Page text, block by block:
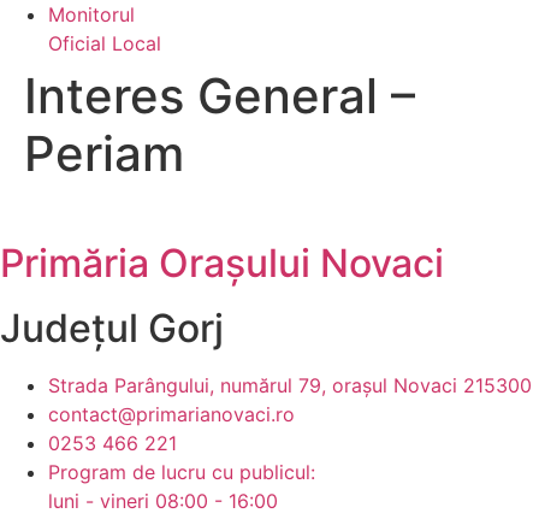
Monitorul
Oficial Local
Interes General –
Periam
Primăria Orașului Novaci
Județul Gorj
Strada Parângului, numărul 79, orașul Novaci 215300
contact@primarianovaci.ro
0253 466 221
Program de lucru cu publicul:
luni - vineri 08:00 - 16:00